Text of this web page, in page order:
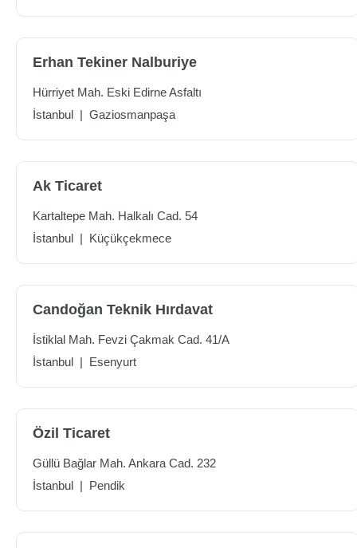
Erhan Tekiner Nalburiye
Hürriyet Mah. Eski Edirne Asfaltı
İstanbul | Gaziosmanpaşa
Ak Ticaret
Kartaltepe Mah. Halkalı Cad. 54
İstanbul | Küçükçekmece
Candoğan Teknik Hırdavat
İstiklal Mah. Fevzi Çakmak Cad. 41/A
İstanbul | Esenyurt
Özil Ticaret
Güllü Bağlar Mah. Ankara Cad. 232
İstanbul | Pendik